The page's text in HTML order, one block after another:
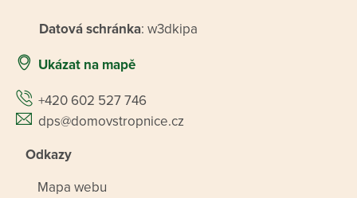
Datová schránka: w3dkipa
Ukázat na mapě
+420 602 527 746
dps@domovstropnice.cz
Odkazy
Mapa webu